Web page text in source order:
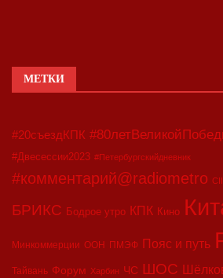
МЕТКИ
#20съездКПК
#Двесессии2023 #Петербургскийдневник
#комментарий@radiometro
БРИКС Бодрое утро КПК Кино
Минкоммерции ООН ПМЭФ Пояс и путь
Тайвань Форум Харбин ЧС ШОС